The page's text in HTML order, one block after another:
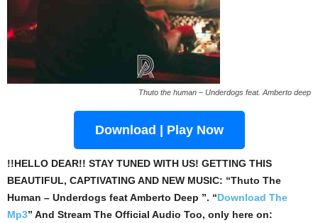
Thuto the human – Underdogs feat. Amberto deep
Download | Play Now
!!HELLO DEAR!! STAY TUNED WITH US! GETTING THIS
BEAUTIFUL, CAPTIVATING AND NEW MUSIC: “Thuto The
Human – Underdogs feat Amberto Deep ”. “Download The
Mp3” And Stream The Official Audio Too, only here on: